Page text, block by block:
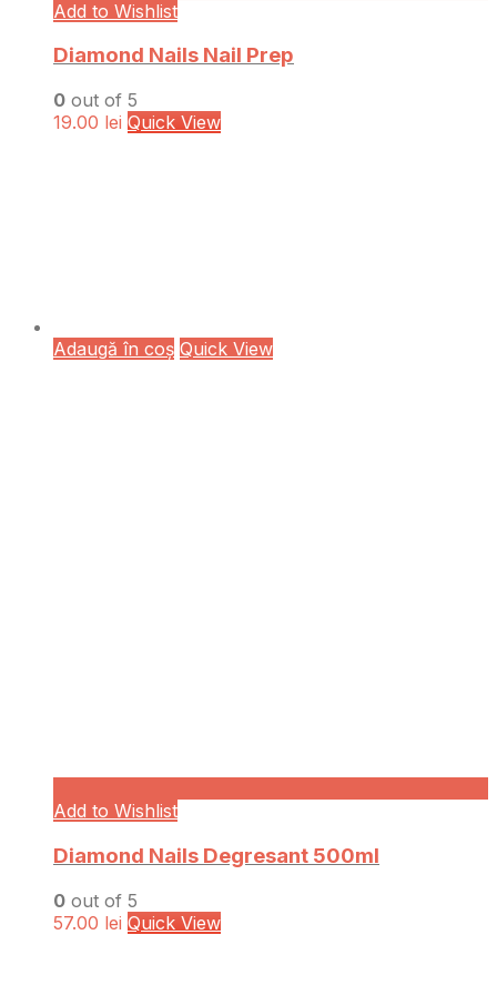
Add to Wishlist
Diamond Nails Nail Prep
0 out of 5
19.00 lei Quick View
Adaugă în coș Quick View
Add to Wishlist
Diamond Nails Degresant 500ml
0 out of 5
57.00 lei Quick View